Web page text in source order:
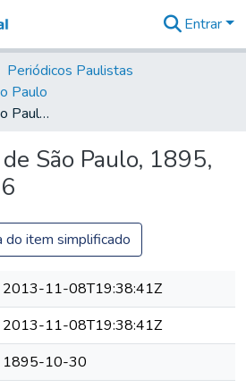
&
Coleções
Tudo na
Biblioteca
Estatísticas
Entrar
Periódicos Paulistas
Paulo
O Commercio de São Paulo, 1895, Ano III, n. 0796
São Paulo, 1895,
do item simplificado
2013-11-08T19:38:41Z
2013-11-08T19:38:41Z
1895-10-30